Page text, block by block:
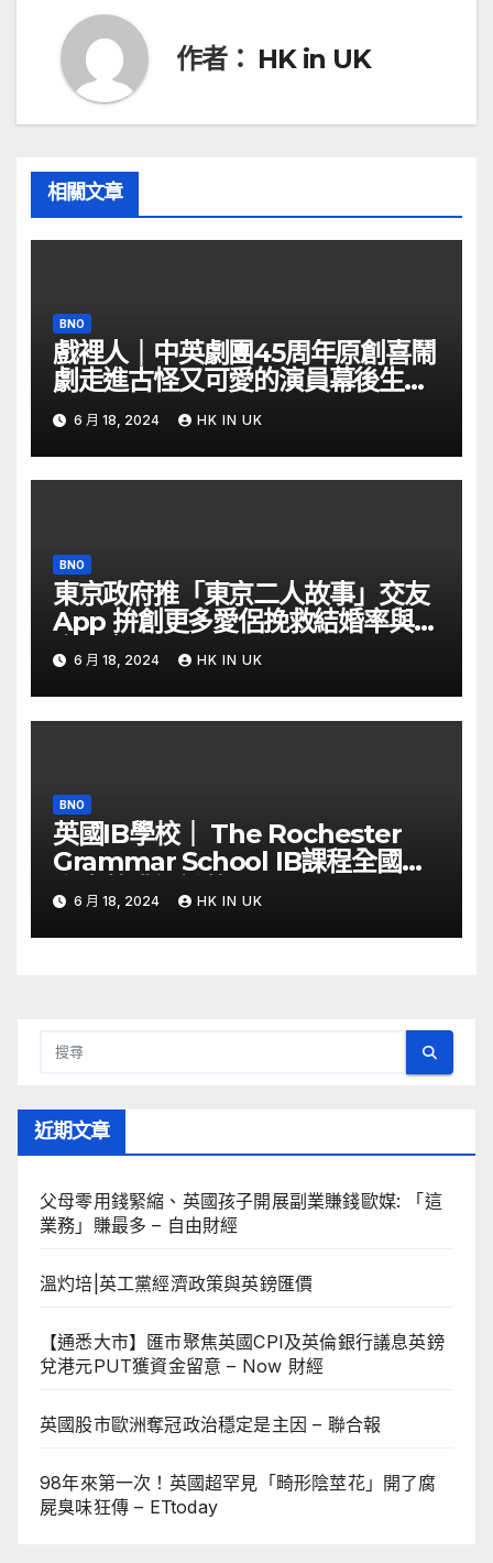
覽
作者： HK in UK
相關文章
BNO
戲裡人｜中英劇團45周年原創喜鬧
劇走進古怪又可愛的演員幕後生活
– YouTube
6 月 18, 2024 HK IN UK
BNO
東京政府推「東京二人故事」交友
App 拚創更多愛侶挽救結婚率與生
育率｜Yahoo Hong Kong
6 月 18, 2024 HK IN UK
BNO
英國IB學校｜ The Rochester
Grammar School IB課程全國第
六少數獲認證的Thinking School
6 月 18, 2024 HK IN UK
近期文章
父母零用錢緊縮、英國孩子開展副業賺錢歐媒: 「這
業務」賺最多 – 自由財經
溫灼培|英工黨經濟政策與英鎊匯價
【通悉大市】匯市聚焦英國CPI及英倫銀行議息英鎊
兌港元PUT獲資金留意 – Now 財經
英國股市歐洲奪冠政治穩定是主因 – 聯合報
98年來第一次！英國超罕見「畸形陰莖花」開了腐
屍臭味狂傳 – ETtoday